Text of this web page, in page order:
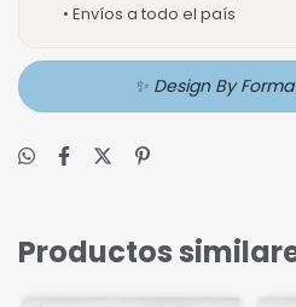
• Envíos a todo el país
✨ Design By
Productos